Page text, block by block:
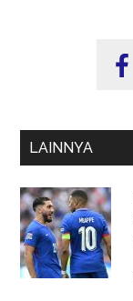
Sidebar
LAINNYA